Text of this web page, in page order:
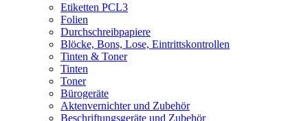
Etiketten PCL3
Folien
Durchschreibpapiere
Blöcke, Bons, Lose, Eintrittskontrollen
Tinten & Toner
Tinten
Toner
Bürogeräte
Aktenvernichter und Zubehör
Beschriftungsgeräte und Zubehör